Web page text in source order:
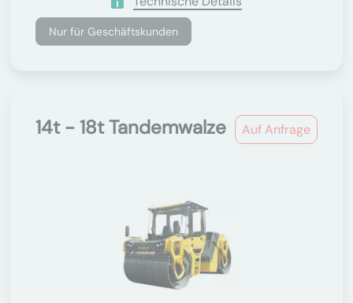
Nur für Geschäftskunden
Auf Anfrage
14t - 18t Tandemwalze